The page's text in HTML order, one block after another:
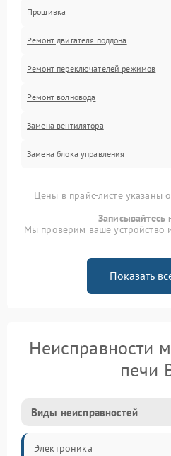
Прошивка
Ремонт двигателя поддона
Ремонт переключателей режимов
Ремонт волновода
Замена вентилятора
Замена блока управления
Цены в прайс-листе указаны
Записывайтесь
Мы проверим ваше устройство
Показать
Неисправности
печи
Виды неисправностей
Электроника